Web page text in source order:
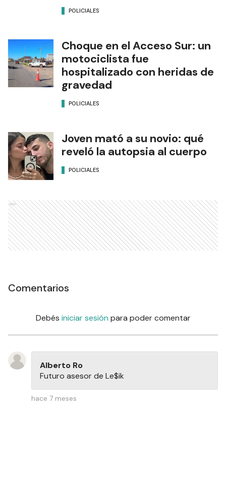
POLICIALES
Choque en el Acceso Sur: un
motociclista fue
hospitalizado con heridas de
gravedad
POLICIALES
Joven mató a su novio: qué
reveló la autopsia al cuerpo
POLICIALES
Ads
Comentarios
Debés iniciar sesión para poder comentar
Alberto Ro
Futuro asesor de Le$ik
hace 7 meses